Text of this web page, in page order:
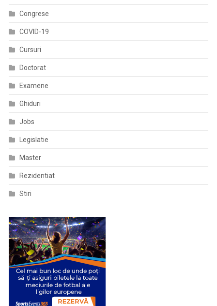
Congrese
COVID-19
Cursuri
Doctorat
Examene
Ghiduri
Jobs
Legislatie
Master
Rezidentiat
Stiri